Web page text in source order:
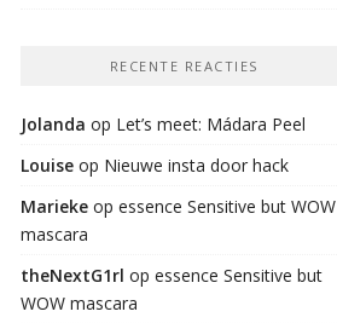
RECENTE REACTIES
Jolanda op Let’s meet: Mádara Peel
Louise op Nieuwe insta door hack
Marieke op essence Sensitive but WOW
mascara
theNextG1rl op essence Sensitive but
WOW mascara